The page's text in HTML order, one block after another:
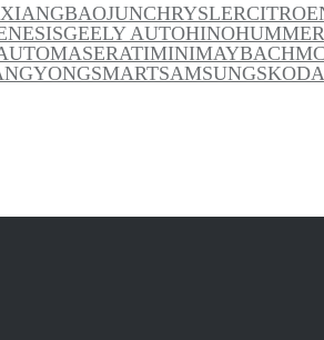
BAOJUNCHRYSLER
GEELY AUTOHINOHUMMER
MASERATIMINIMAYBACH
SMARTSAMSUNGSKODA